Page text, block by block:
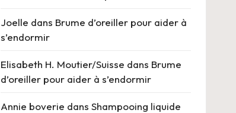
Joelle dans Brume d’oreiller pour aider à
s’endormir
Elisabeth H. Moutier/Suisse dans Brume
d’oreiller pour aider à s’endormir
Annie boverie dans Shampooing liquide